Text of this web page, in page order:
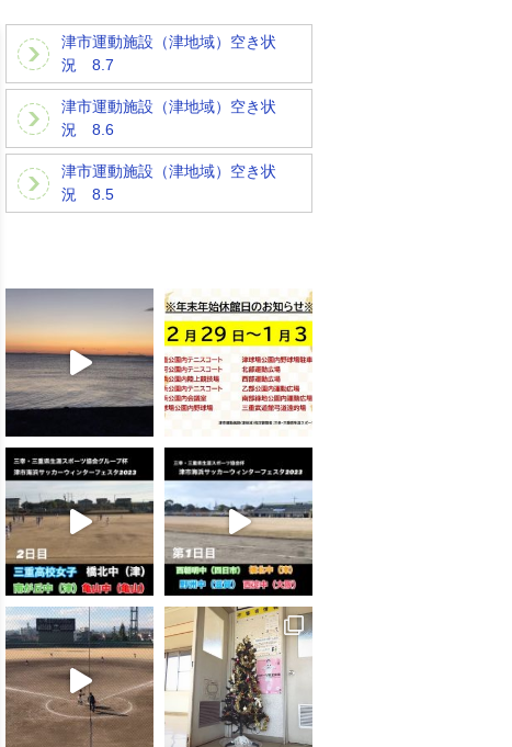
津市運動施設（津地域）空き状
況 8.7
津市運動施設（津地域）空き状
況 8.6
津市運動施設（津地域）空き状
況 8.5